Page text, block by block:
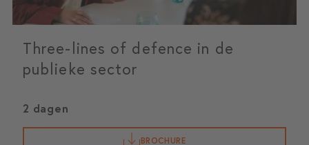
Three-lines of defence in de
publieke sector
2 dagen
BROCHURE